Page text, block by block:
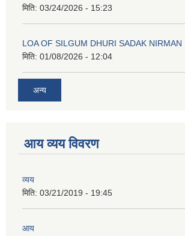
मिति: 03/24/2026 - 15:23
LOA OF SILGUM DHURI SADAK NIRMAN
मिति: 01/08/2026 - 12:04
अन्य
आय व्यय विवरण
व्यय
मिति: 03/21/2019 - 19:45
आय